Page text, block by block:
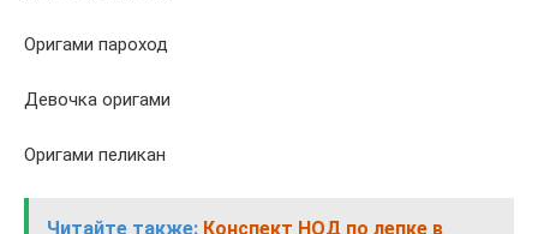
Оригами пароход
Девочка оригами
Оригами пеликан
Читайте также: Конспект НОД по лепке в